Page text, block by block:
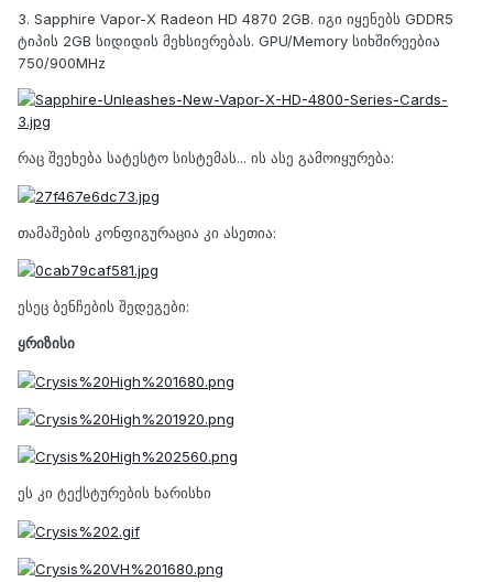
3. Sapphire Vapor-X Radeon HD 4870 2GB. იგი იყენებს GDDR5
ტიპის 2GB სიდიდის მეხსიერებას. GPU/Memory სიხშირეებია
750/900MHz
რაც შეეხება სატესტო სისტემას... ის ასე გამოიყურება:
თამაშების კონფიგურაცია კი ასეთია:
ესეც ბენჩების შედეგები:
ყრიზისი
ეს კი ტექსტურების ხარისხი